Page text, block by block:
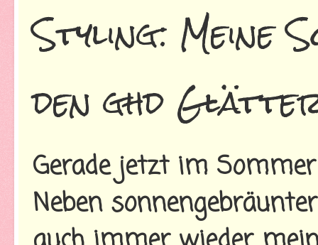
Styling: Meine
den ghd
Gerade jetzt im
Neben